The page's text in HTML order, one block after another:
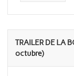
TRAILER DE LA
octubre)